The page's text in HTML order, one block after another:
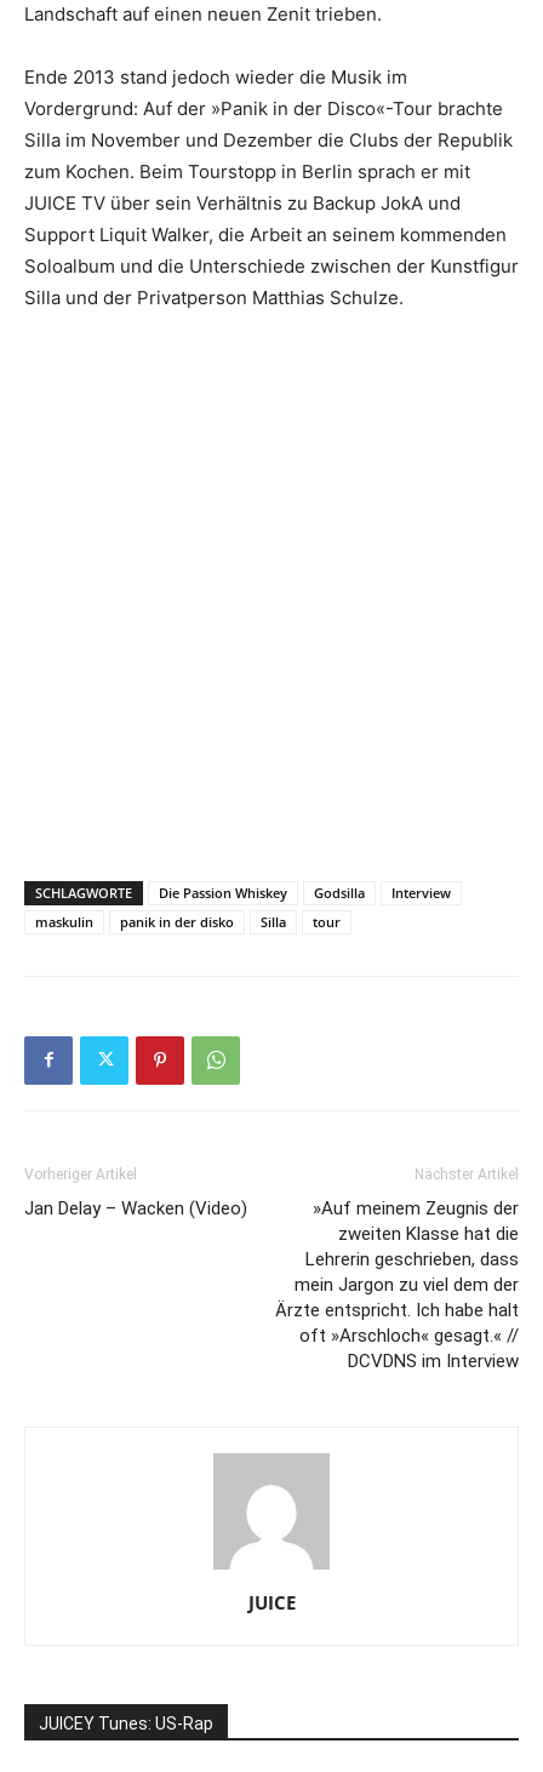
Landschaft auf einen neuen Zenit trieben.
Ende 2013 stand jedoch wieder die Musik im
Vordergrund: Auf der »Panik in der Disco«-Tour brachte
Silla im November und Dezember die Clubs der Republik
zum Kochen. Beim Tourstopp in Berlin sprach er mit
JUICE TV über sein Verhältnis zu Backup JokA und
Support Liquit Walker, die Arbeit an seinem kommenden
Soloalbum und die Unterschiede zwischen der Kunstfigur
Silla und der Privatperson Matthias Schulze.
SCHLAGWORTE Die Passion Whiskey Godsilla
Interview
maskulin
panik in der disko Silla tour
Vorheriger Artikel
Jan Delay – Wacken (Video)
Nächster Artikel
»Auf meinem Zeugnis der
zweiten Klasse hat die
Lehrerin geschrieben, dass
mein Jargon zu viel dem der
Ärzte entspricht. Ich habe halt
oft »Arschloch« gesagt.« //
DCVDNS im Interview
JUICE
JUICEY Tunes: US-Rap